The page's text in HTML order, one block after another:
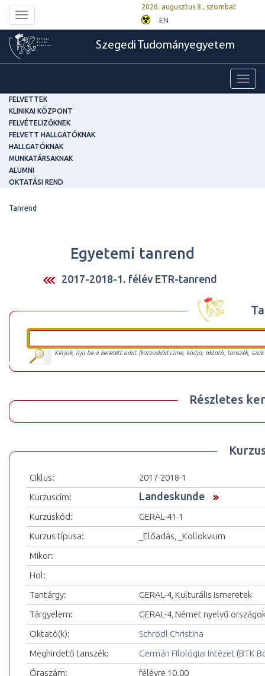
Toggle
navigation
2026. augusztus 8., szombat
EN
Szegedi Tudományegyetem
FELVETTEK
KLINIKAI KÖZPONT
FELVÉTELIZŐKNEK
FELVETT HALLGATÓKNAK
HALLGATÓKNAK
MUNKATÁRSAKNAK
ALUMNI
OKTATÁSI REND
Tanrend
Egyetemi tanrend
2017-2018-1. félév ETR-tanrend
Kérjük, írja be a keresett adat (kurzuskód címe, kódja, oktató, tanszék,
Részletes
Ciklus:
2017-2018-1
Kurzuscím:
Landeskunde
Kurzuskód:
GERAL-41-1
Kurzus típusa:
_Előadás, _Kollokvium
Mikor:
Hol:
Tantárgy:
GERAL-4, Kulturális ismeretek
Tárgyelem:
GERAL-4, Német nyelvű
Oktató(k):
Schrödl Christina
Meghirdető tanszék:
Germán Filológiai Intézet (BTK
Óraszám:
félévre 10.00